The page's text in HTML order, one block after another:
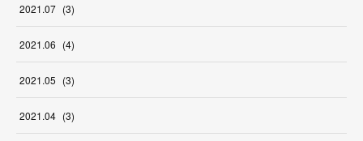
2021.07 (3)
2021.06 (4)
2021.05 (3)
2021.04 (3)